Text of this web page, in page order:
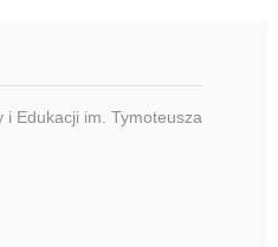
i Edukacji im. Tymoteusza